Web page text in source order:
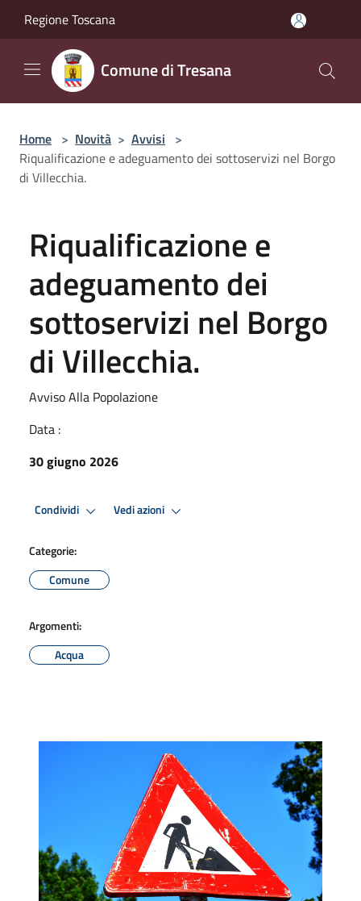
Regione Toscana
Comune di Tresana
Home > Novità > Avvisi >
Riqualificazione e adeguamento dei sottoservizi nel Borgo
di Villecchia.
Riqualificazione e
adeguamento dei
sottoservizi nel Borgo
di Villecchia.
Avviso Alla Popolazione
Data :
30 giugno 2026
Condividi Vedi azioni
Categorie:
Comune
Argomenti:
Acqua